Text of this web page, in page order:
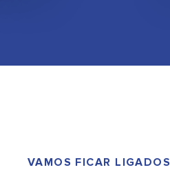
VAMOS FICAR LIGADOS